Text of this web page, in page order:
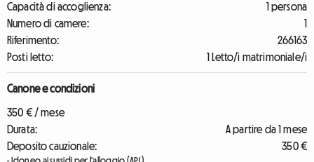
Capacità di accoglienza:
1 persona
Numero di camere:
1
Riferimento:
266163
Posti letto:
1 Letto/i matrimoniale/i
Canone e condizioni
350 € / mese
Durata:
A partire da 1 mese
Deposito cauzionale:
350 €